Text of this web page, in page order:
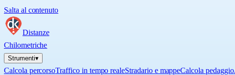
Salta al contenuto
Distanze
Chilometriche
Strumenti▾
Calcola percorsoTraffico in tempo realeStradario e mappeCalcola pedaggio